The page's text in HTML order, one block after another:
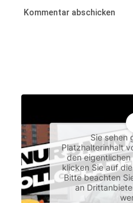
Sie sehen
Platzhalterinhalt
den
klicken Sie auf
Bitte beachten
an